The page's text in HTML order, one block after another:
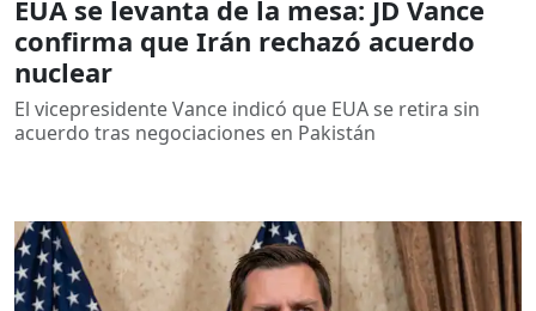
EUA se levanta de la mesa: JD Vance
confirma que Irán rechazó acuerdo
nuclear
El vicepresidente Vance indicó que EUA se retira sin
acuerdo tras negociaciones en Pakistán